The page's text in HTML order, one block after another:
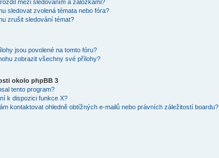
mezi sledováním a záložkami?
sledovat zvolená témata nebo fóra?
zrušit sledování témat?
jsou povolené na tomto fóru?
zobrazit všechny své přílohy?
okolo phpBB 3
tento program?
k dispozici funkce X?
kontaktovat ohledně obtížných e-mailů nebo právních záležitostí boardu?